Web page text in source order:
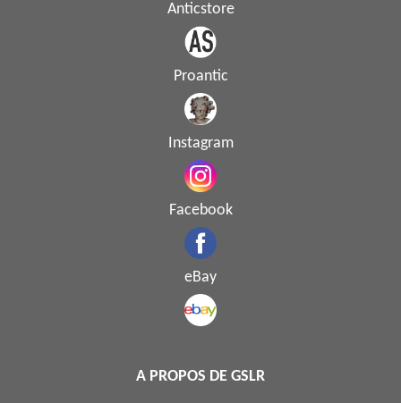
Anticstore
Proantic
Instagram
Facebook
eBay
A PROPOS DE GSLR